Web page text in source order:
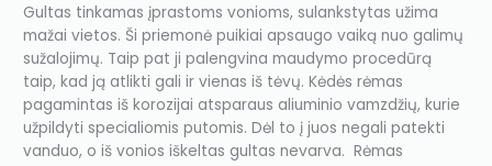
Gultas tinkamas įprastoms vonioms, sulankstytas užima
mažai vietos. Ši priemonė puikiai apsaugo vaiką nuo galimų
sužalojimų. Taip pat ji palengvina maudymo procedūrą
taip, kad ją atlikti gali ir vienas iš tėvų. Kėdės rėmas
pagamintas iš korozijai atsparaus aliuminio vamzdžių, kurie
užpildyti specialiomis putomis. Dėl to į juos negali patekti
vanduo, o iš vonios iškeltas gultas nevarva. Rėmas